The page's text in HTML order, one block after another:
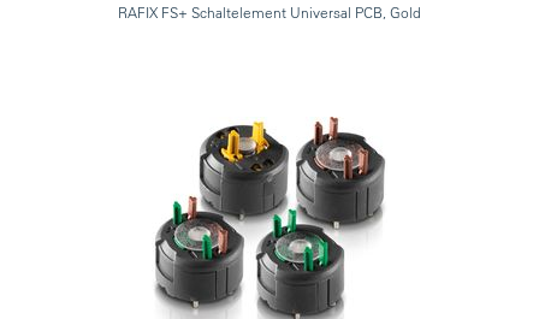
RAFIX FS+ Schaltelement Universal PCB, Gold